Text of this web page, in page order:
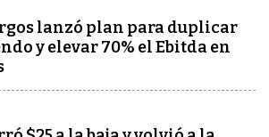
lanzó plan para duplicar
y elevar 70% el Ebitda en